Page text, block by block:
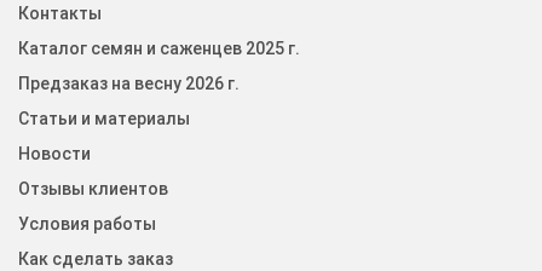
Контакты
Каталог семян и саженцев 2025 г.
Предзаказ на весну 2026 г.
Статьи и материалы
Новости
Отзывы клиентов
Условия работы
Как сделать заказ